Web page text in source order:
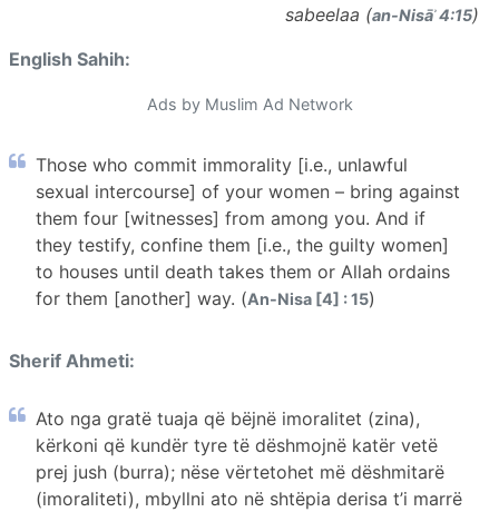
sabeelaa (an-Nisāʾ 4:15)
English Sahih:
Ads by Muslim Ad Network
Those who commit immorality [i.e., unlawful
sexual intercourse] of your women – bring against
them four [witnesses] from among you. And if
they testify, confine them [i.e., the guilty women]
to houses until death takes them or Allah ordains
for them [another] way. (An-Nisa [4] : 15)
Sherif Ahmeti:
Ato nga gratë tuaja që bëjnë imoralitet (zina),
kërkoni që kundër tyre të dëshmojnë katër vetë
prej jush (burra); nëse vërtetohet më dëshmitarë
(imoraliteti), mbyllni ato në shtëpia derisa t’i marrë